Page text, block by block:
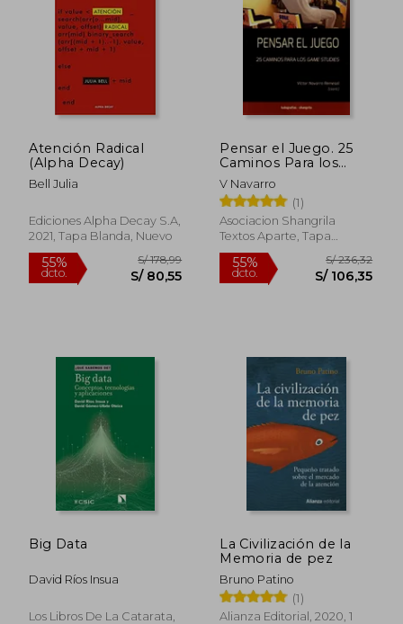
dcto. S/ 116,68 dcto.
55%
dcto.
55%
dcto.
Atención Radical
(Alpha Decay)
Bell Julia
Ediciones Alpha Decay S.A,
2021, Tapa Blanda, Nuevo
Pensar el Juego. 25
Caminos Para los
Games Studies
V Navarro
(1)
Asociacion Shangrila
Textos Aparte, Tapa
Blanda, Nuevo
Big Data
David Ríos Insua
Los Libros De La Catarata,
La Civilización de la
Memoria de pez
Bruno Patino
(1)
Alianza Editorial, 2020, 1